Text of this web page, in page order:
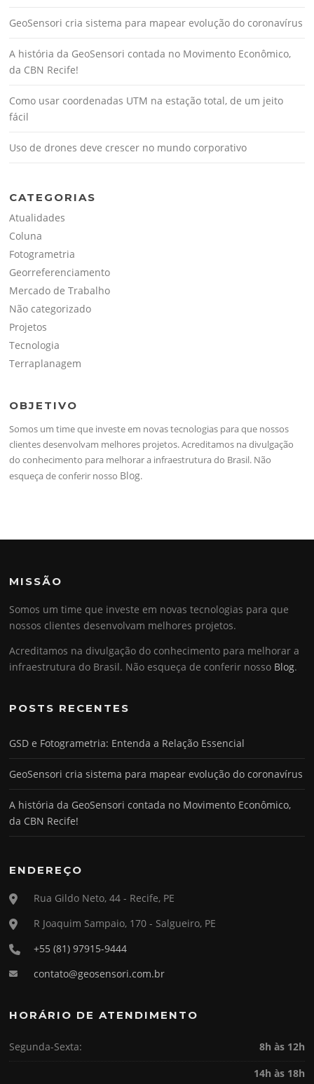
GeoSensori cria sistema para mapear evolução do coronavírus
A história da GeoSensori contada no Movimento Econômico,
da CBN Recife!
Como usar coordenadas UTM na estação total, de um jeito
fácil
Uso de drones deve crescer no mundo corporativo
CATEGORIAS
Atualidades
Coluna
Fotogrametria
Georreferenciamento
Mercado de Trabalho
Não categorizado
Projetos
Tecnologia
Terraplanagem
OBJETIVO
Somos um time que investe em novas tecnologias para que nossos
clientes desenvolvam melhores projetos. Acreditamos na divulgação
do conhecimento para melhorar a infraestrutura do Brasil. Não
esqueça de conferir nosso Blog.
MISSÃO
Somos um time que investe em novas tecnologias para que
nossos clientes desenvolvam melhores projetos.
Acreditamos na divulgação do conhecimento para melhorar a
infraestrutura do Brasil. Não esqueça de conferir nosso Blog.
POSTS RECENTES
GSD e Fotogrametria: Entenda a Relação Essencial
GeoSensori cria sistema para mapear evolução do coronavírus
A história da GeoSensori contada no Movimento Econômico,
da CBN Recife!
ENDEREÇO
Rua Gildo Neto, 44 - Recife, PE
R Joaquim Sampaio, 170 - Salgueiro, PE
+55 (81) 97915-9444
contato@geosensori.com.br
HORÁRIO DE ATENDIMENTO
Segunda-Sexta:
8h às 12h
14h às 18h